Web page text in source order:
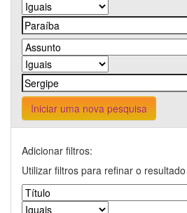
Iniciar uma nova pesquisa
Adicionar filtros:
Utilizar filtros para refinar o